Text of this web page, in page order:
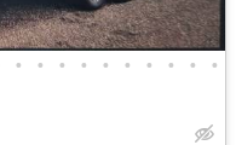
• • • • • • • • • •